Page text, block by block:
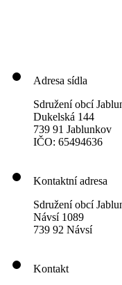
Adresa sídla
Sdružení obcí
Dukelská 144
739 91 Jablunkov
IČO: 65494636
Kontaktní adresa
Sdružení obcí
Návsí 1089
739 92 Návsí
Kontakt